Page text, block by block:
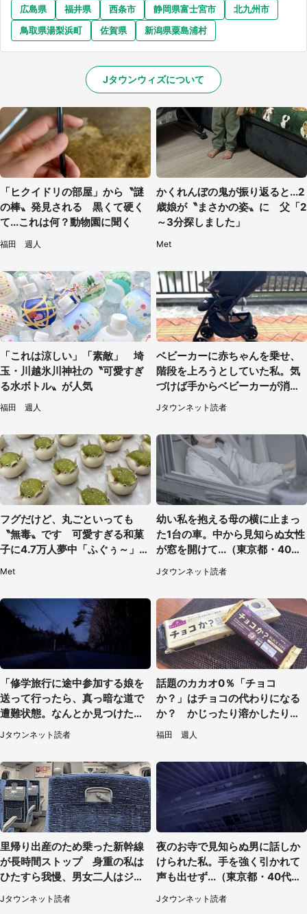
広島県 福井県 西条市 静岡県富士宮市
北九州市
鳥取県湯梨浜町
佐賀県 新潟県粟島浦村
Jタウンウィズについて
「ヒクイドリの部屋」から〝謎
の棒〟発見される 黒くて硬く
て...これは何？動物園に聞く
福田 週人
かくれんぼの鬼が振り返ると...2
歳娘が〝まさかの姿〟に 父「2
～3分探しました」
Met
「これは涼しい」「素敵」 埼
玉・川越氷川神社の〝可愛すぎ
る水ボトル〟が人気
福田 週人
ベビーカーに赤ちゃんを乗せ、
階段を上ろうとしていた私。気
づけば手からベビーカーが消え
ていて（神奈川県・60代女性）
Jタウンネット読者
フグだけど、丸ごといっても
〝無毒〟です 可愛すぎる和菓
子に4.7万人夢中「ふぐぅ～」
Met
幼い私を抱える母の横に止まっ
た1台の車。中から見知らぬ女性
が窓を開けて...（東京都・40代
Jタウンネット読者
「修学旅行に途中参加する娘を
送って行ったら、真っ暗な道で
遭難状態。なんとか見つけた民
家に助けを求めると、住人の男
性が...」
Jタウンネット読者
話題のカカオ0％「チョコ
か？」はチョコの代わりになる
か？ かじったり溶かしたりし
て食べてみた
福田 週人
里帰り出産のため乗った新幹線
が長時間ストップ 身重の私は
ひたすら我慢、男女二人はジュ
ースを買ってきて（50代女性）
Jタウンネット読者
夜のお寺で見知らぬ男に話しか
けられた私。手を強く引かれて
声も出せず...（東京都・40代女
Jタウンネット読者